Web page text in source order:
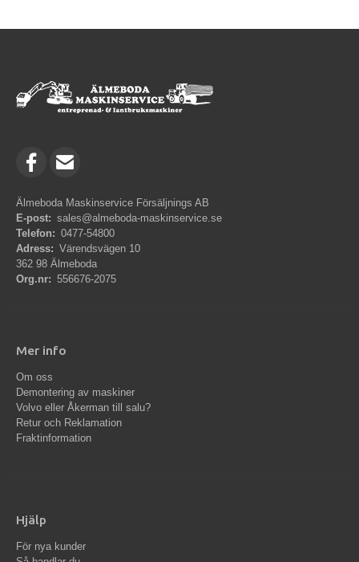
Älmeboda Maskinservice Försäljnings AB
E-post: sales@almeboda-maskinservice.se
Telefon: 0477-54800
Adress: Värendsvägen 10
362 98 Älmeboda
Org.nr: 556676-2075
Mer info
Om oss
Demontering av maskiner
Volvo eller Åkerman till salu?
Retur och Reklamation
Fraktinformation
Hjälp
För nya kunder